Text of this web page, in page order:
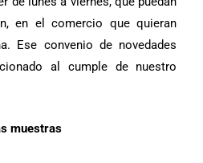
en el comercio que quieran
Ese convenio de novedades
al cumple de nuestro
muestras